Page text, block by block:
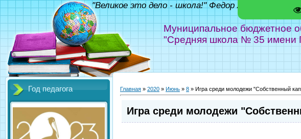
Муниципальное бюджетное
"Средняя школа № 35 имени
"Великое это дело - школа!" Федор Абрамов
Год педагога Главная » 2020 » Июнь » 8 » Игра среди молодежи "Собственный
Игра среди молодежи